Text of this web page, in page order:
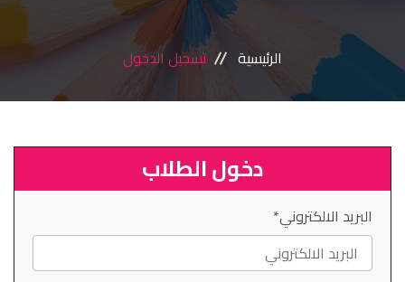
الرئيسية تسجيل الدخول
دخول الطلاب
البريد الالكتروني*